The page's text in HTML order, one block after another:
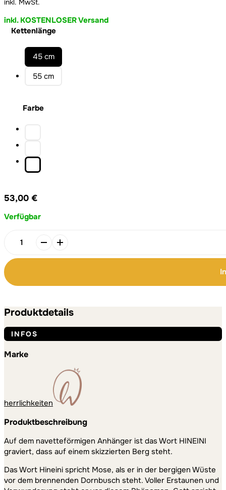
67,00 €
inkl. MwSt.
inkl. KOSTENLOSER Versand
Kettenlänge
45 cm
55 cm
Farbe
53,00 €
Verfügbar
HINEINI
–
bin
ich
Produktdetails
INFOS
Marke
herrlichkeiten
Produktbeschreibung
Auf dem navetteförmigen Anhänger ist das Wort HINEINI
graviert, dass auf einem skizzierten Berg steht.
Das Wort Hineini spricht Mose, als er in der bergigen Wüste
vor dem brennenden Dornbusch steht. Voller Erstaunen und